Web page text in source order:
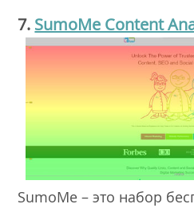
7. SumoMe Content
SumoMe – это набор